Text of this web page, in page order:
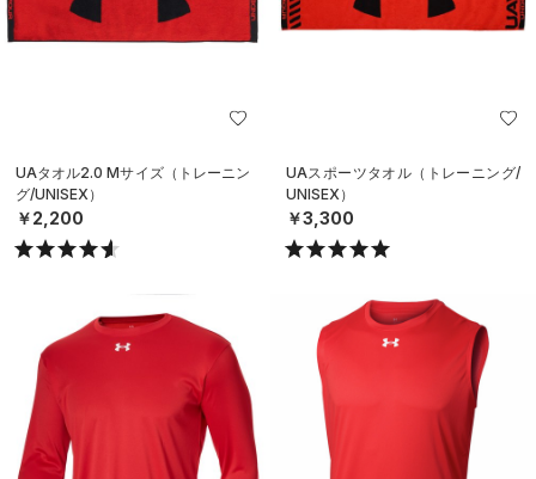
UAタオル2.0 Mサイズ（トレーニン
グ/UNISEX）
￥2,200
UAスポーツタオル（トレーニング/
UNISEX）
￥3,300